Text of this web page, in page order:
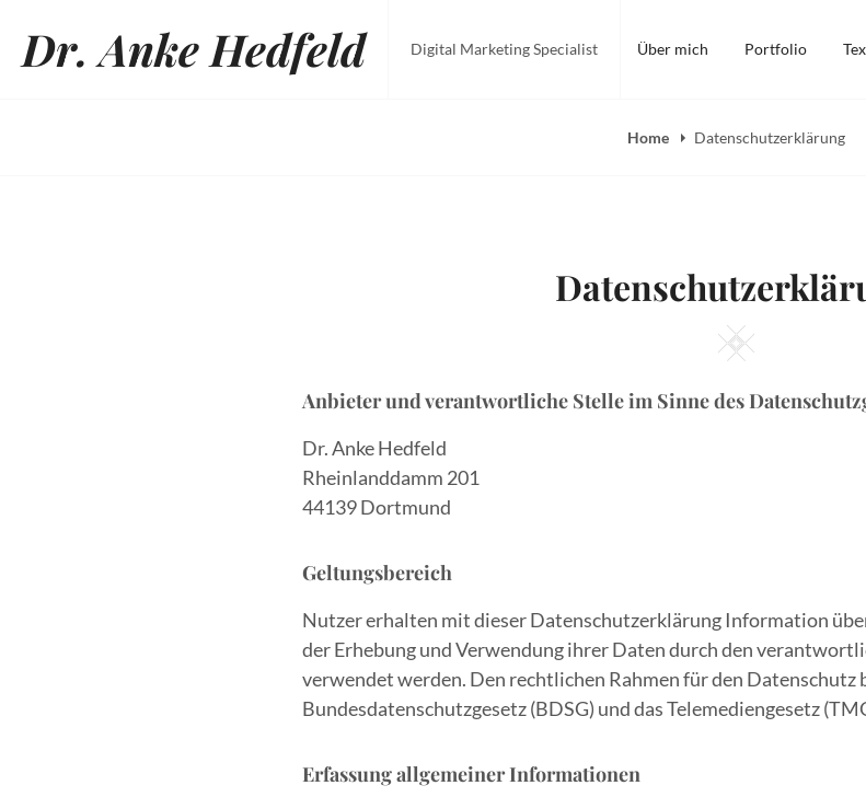
content
Dr. Anke Hedfeld Digital Marketing Specialist Über mich Portfolio
Home Datenschutzerklärung
Square
Anbieter und verantwortliche Stelle im Sinne des
Dr. Anke Hedfeld
Rheinlanddamm 201
44139 Dortmund
Geltungsbereich
Nutzer erhalten mit dieser Datenschutzerklärung Information
der Erhebung und Verwendung ihrer Daten durch den
verwendet werden. Den rechtlichen Rahmen für den Datenschutz
Bundesdatenschutzgesetz (BDSG) und das Telemediengesetz
Erfassung allgemeiner Informationen